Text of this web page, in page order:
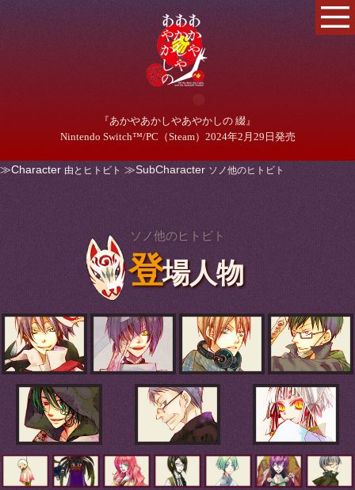
『あかやあかしやあやかしの 綴』
Nintendo Switch™/PC（Steam）2024年2月29日発売
≫Character 由とヒトビト ≫SubCharacter ソノ他のヒトビト
ソノ他のヒトビト
登場人物